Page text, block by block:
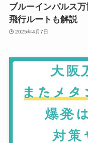
ブルーインパルス
飛行ルートも解説
2025年4月7日